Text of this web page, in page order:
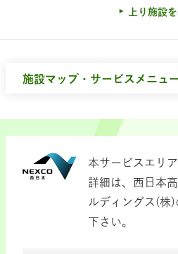
上り施設
施設マップ・サービスメニュ
本サービスエリ
詳細は、西日本
ルディングス(株
下さい。